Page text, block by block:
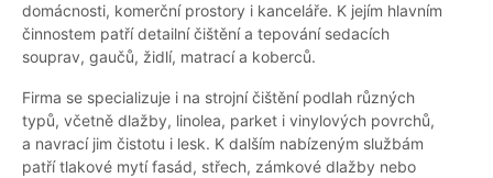
domácnosti, komerční prostory i kanceláře. K jejím hlavním
činnostem patří detailní čištění a tepování sedacích
souprav, gaučů, židlí, matrací a koberců.
Firma se specializuje i na strojní čištění podlah různých
typů, včetně dlažby, linolea, parket i vinylových povrchů,
a navrací jim čistotu i lesk. K dalším nabízeným službám
patří tlakové mytí fasád, střech, zámkové dlažby nebo